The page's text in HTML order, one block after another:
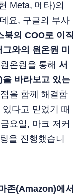
Meta, 메타)의
요, 구글의 부사
북의 COO로 이직
와의 원온원 미
온원을 통해 서
바라보고 있는
을 함께 해결함
다고 믿었기 때
요일, 마크 저커
을 진행했습니
존(Amazon)에서